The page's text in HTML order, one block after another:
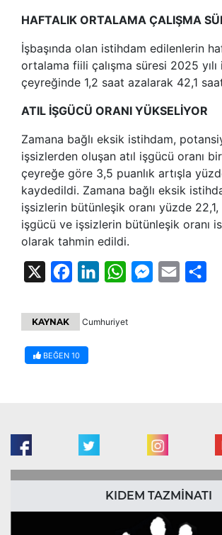
HAFTALIK ORTALAMA ÇALIŞMA
İşbaşında olan istihdam edilenlerin
ortalama fiili çalışma süresi 2025 yılı
çeyreğinde 1,2 saat azalarak 42,1
ATIL İŞGÜCÜ ORANI YÜKSELİYOR
Zamana bağlı eksik istihdam,
işsizlerden oluşan atıl işgücü oranı
çeyreğe göre 3,5 puanlık artışla
kaydedildi. Zamana bağlı eksik
işsizlerin bütünleşik oranı yüzde
işgücü ve işsizlerin bütünleşik oranı
olarak tahmin edildi.
FacebookLinkedInWhatsAppMessenger
Email
KAYNAK Cumhuriyet
BEĞEN 10
KIDEM TAZMİNATI